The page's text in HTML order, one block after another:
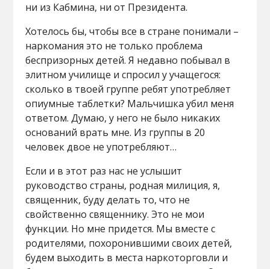
ни из Кабмина, ни от Президента.
Хотелось бы, чтобы все в стране понимали –
наркомания это не только проблема
беспризорных детей. Я недавно побывал в
элитном училище и спросил у учащегося:
сколько в твоей группе ребят употребляет
опиумные таблетки? Мальчишка убил меня
ответом. Думаю, у него не было никаких
оснований врать мне. Из группы в 20
человек двое не употребляют…
Если и в этот раз нас не услышит
руководство страны, родная милиция, я,
священник, буду делать то, что не
свойственно священнику. Это не мои
функции. Но мне придется. Мы вместе с
родителями, похоронившими своих детей,
будем выходить в места наркоторговли и